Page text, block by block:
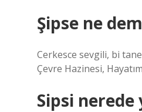
Şipse ne
Cerkesce sevgili, bi
Çevre Hazinesi,
Sipsi nerede